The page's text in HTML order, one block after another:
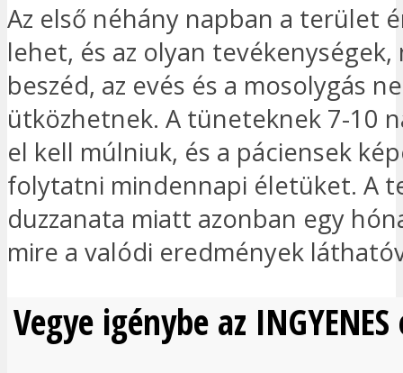
Az első néhány napban a terület
lehet, és az olyan tevékenységek,
beszéd, az evés és a mosolygás
ütközhetnek. A tüneteknek 7-10
el kell múlniuk, és a páciensek
folytatni mindennapi életüket. A
duzzanata miatt azonban egy
mire a valódi eredmények
Vegye igénybe az